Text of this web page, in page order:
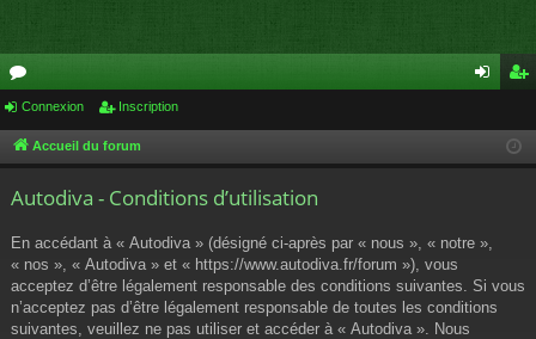
or
u cri
Connexion Inscription
Accueil du forum
Autodiva - Conditions d’utilisation
En accédant à « Autodiva » (désigné ci-après par « nous », « notre »,
« nos », « Autodiva » et « https://www.autodiva.fr/forum »), vous
acceptez d’être légalement responsable des conditions suivantes. Si vous
n’acceptez pas d’être légalement responsable de toutes les conditions
suivantes, veuillez ne pas utiliser et accéder à « Autodiva ». Nous